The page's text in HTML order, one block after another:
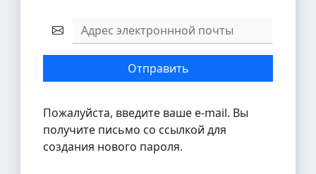
Адрес электроннной почты
Отправить
Пожалуйста, введите ваше e-mail. Вы
получите письмо со ссылкой для
создания нового пароля.